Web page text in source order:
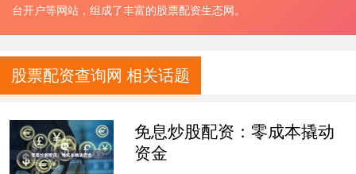
台开户等网站，组成了丰富的股票配资生态网。
股票配资查询网 相关话题
免息炒股配资：零成本撬动
资金